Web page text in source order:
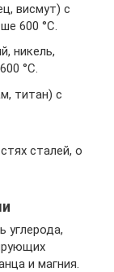
висмут) с
600 °C.
никель,
°C.
титан) с
сталей, о
углерода,
и магния.